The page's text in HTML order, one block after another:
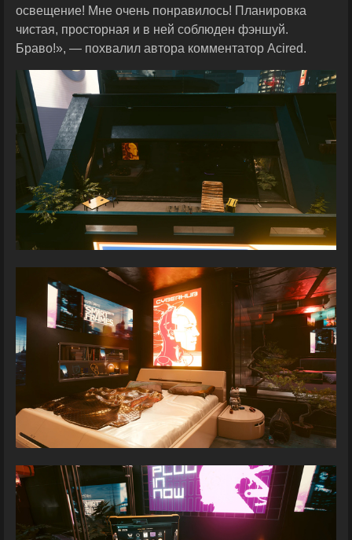
освещение! Мне очень понравилось! Планировка
чистая, просторная и в ней соблюден фэншуй.
Браво!», — похвалил автора комментатор Acired.